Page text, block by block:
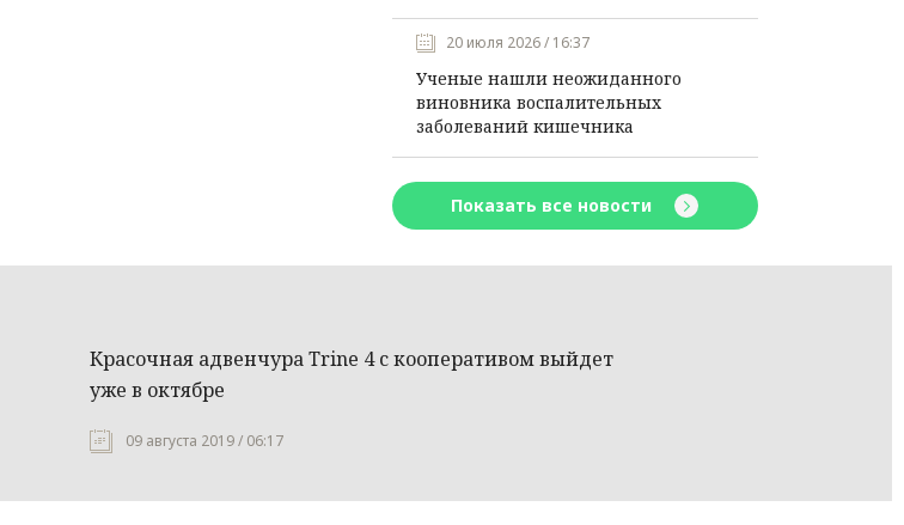
20 июля 2026 / 16:37
Ученые нашли неожиданного
виновника воспалительных
заболеваний кишечника
Показать все новости
Красочная адвенчура Trine 4 с кооперативом выйдет
уже в октябре
09 августа 2019 / 06:17